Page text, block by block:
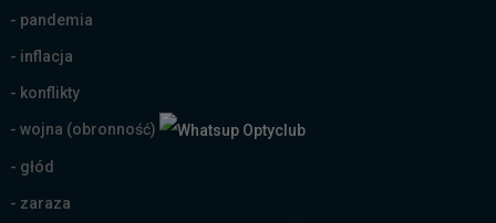
- pandemia
- inflacja
- konflikty
- wojna (obronność)
- głód
- zaraza